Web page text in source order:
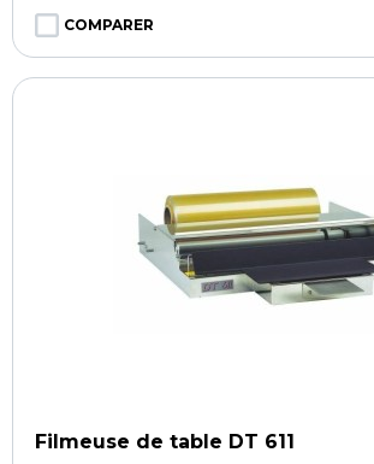
COMPARER
Filmeuse de table DT 611